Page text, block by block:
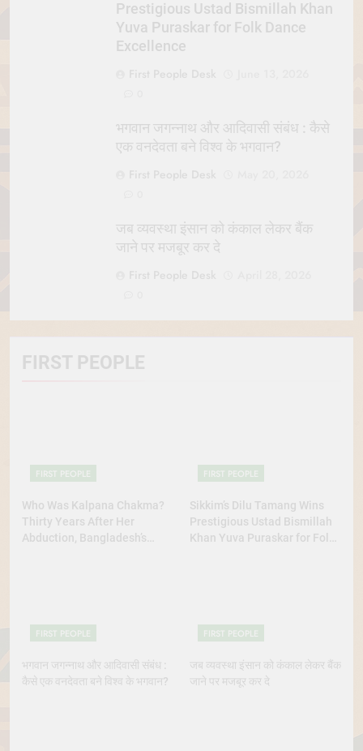
FIRST PEOPLE
FIRST PEOPLE
Who Was Kalpana Chakma?
Thirty Years After Her
Abduction, Bangladesh’s
FIRST PEOPLE
Sikkim’s Dilu Tamang Wins
Prestigious Ustad Bismillah
Khan Yuva Puraskar for Folk
FIRST PEOPLE
भगवान जगन्नाथ और आदिवासी संबंध :
कैसे एक वनदेवता बने विश्व के भगवान?
FIRST PEOPLE
जब व्यवस्था इंसान को कंकाल लेकर बैंक
जाने पर मजबूर कर दे
Prestigious Ustad Bismillah Khan
Yuva Puraskar for Folk Dance
Excellence
भगवान जगन्नाथ और आदिवासी संबंध : कैसे
एक वनदेवता बने विश्व के भगवान?
जब व्यवस्था इंसान को कंकाल लेकर बैंक
जाने पर मजबूर कर दे